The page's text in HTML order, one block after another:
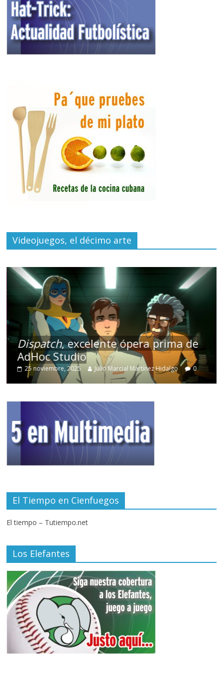
Videojuegos, el décimo arte
Dispatch, excelente ópera prima de
AdHoc Studio
25 noviembre, 2025 Julio Marcial Martínez Hidalgo 0
El Tiempo en Cienfuegos
El tiempo – Tutiempo.net
Los Elefantes